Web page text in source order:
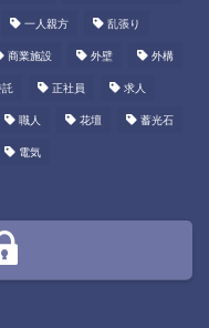
一人親方 乱張り
商業施設 外壁 外構
託 正社員 求人
職人 花壇 蓄光石
電気